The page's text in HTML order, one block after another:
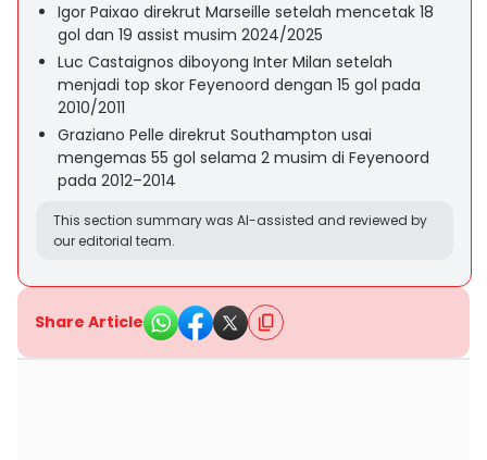
Igor Paixao direkrut Marseille setelah mencetak 18
gol dan 19 assist musim 2024/2025
Luc Castaignos diboyong Inter Milan setelah
menjadi top skor Feyenoord dengan 15 gol pada
2010/2011
Graziano Pelle direkrut Southampton usai
mengemas 55 gol selama 2 musim di Feyenoord
pada 2012–2014
This section summary was AI-assisted and reviewed by
our editorial team.
Share Article